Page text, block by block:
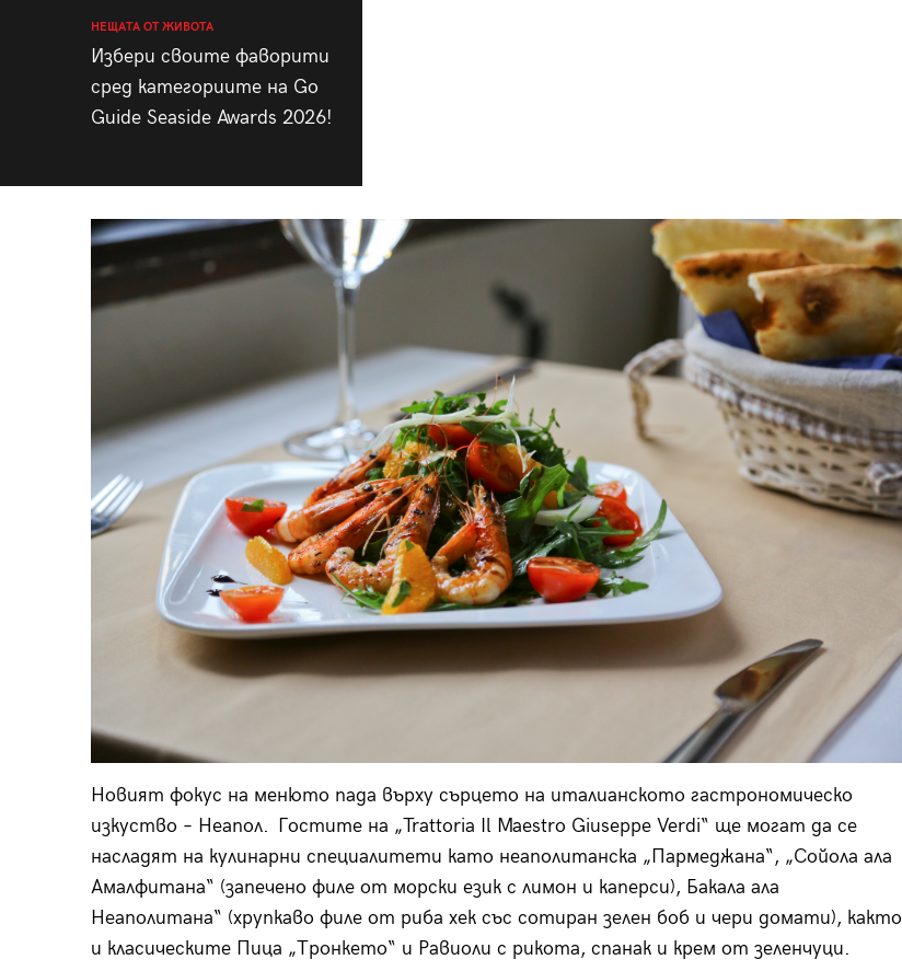
НЕЩАТА ОТ ЖИВОТА
Избери своите фаворити
сред категориите на Go
Guide Seaside Awards 2026!
Новият фокус на менюто пада върху сърцето на италианското гастрономическо
изкуство – Неапол. Гостите на „Trattoria Il Maestro Giuseppe Verdi“ ще могат да се
насладят на кулинарни специалитети като неаполитанска „Пармеджана“, „Сойола ала
Амалфитана“ (запечено филе от морски език с лимон и каперси), Бакала ала
Неаполитана“ (хрупкаво филе от риба хек със сотиран зелен боб и чери домати), както
и класическите Пица „Тронкето“ и Равиоли с рикота, спанак и крем от зеленчуци.